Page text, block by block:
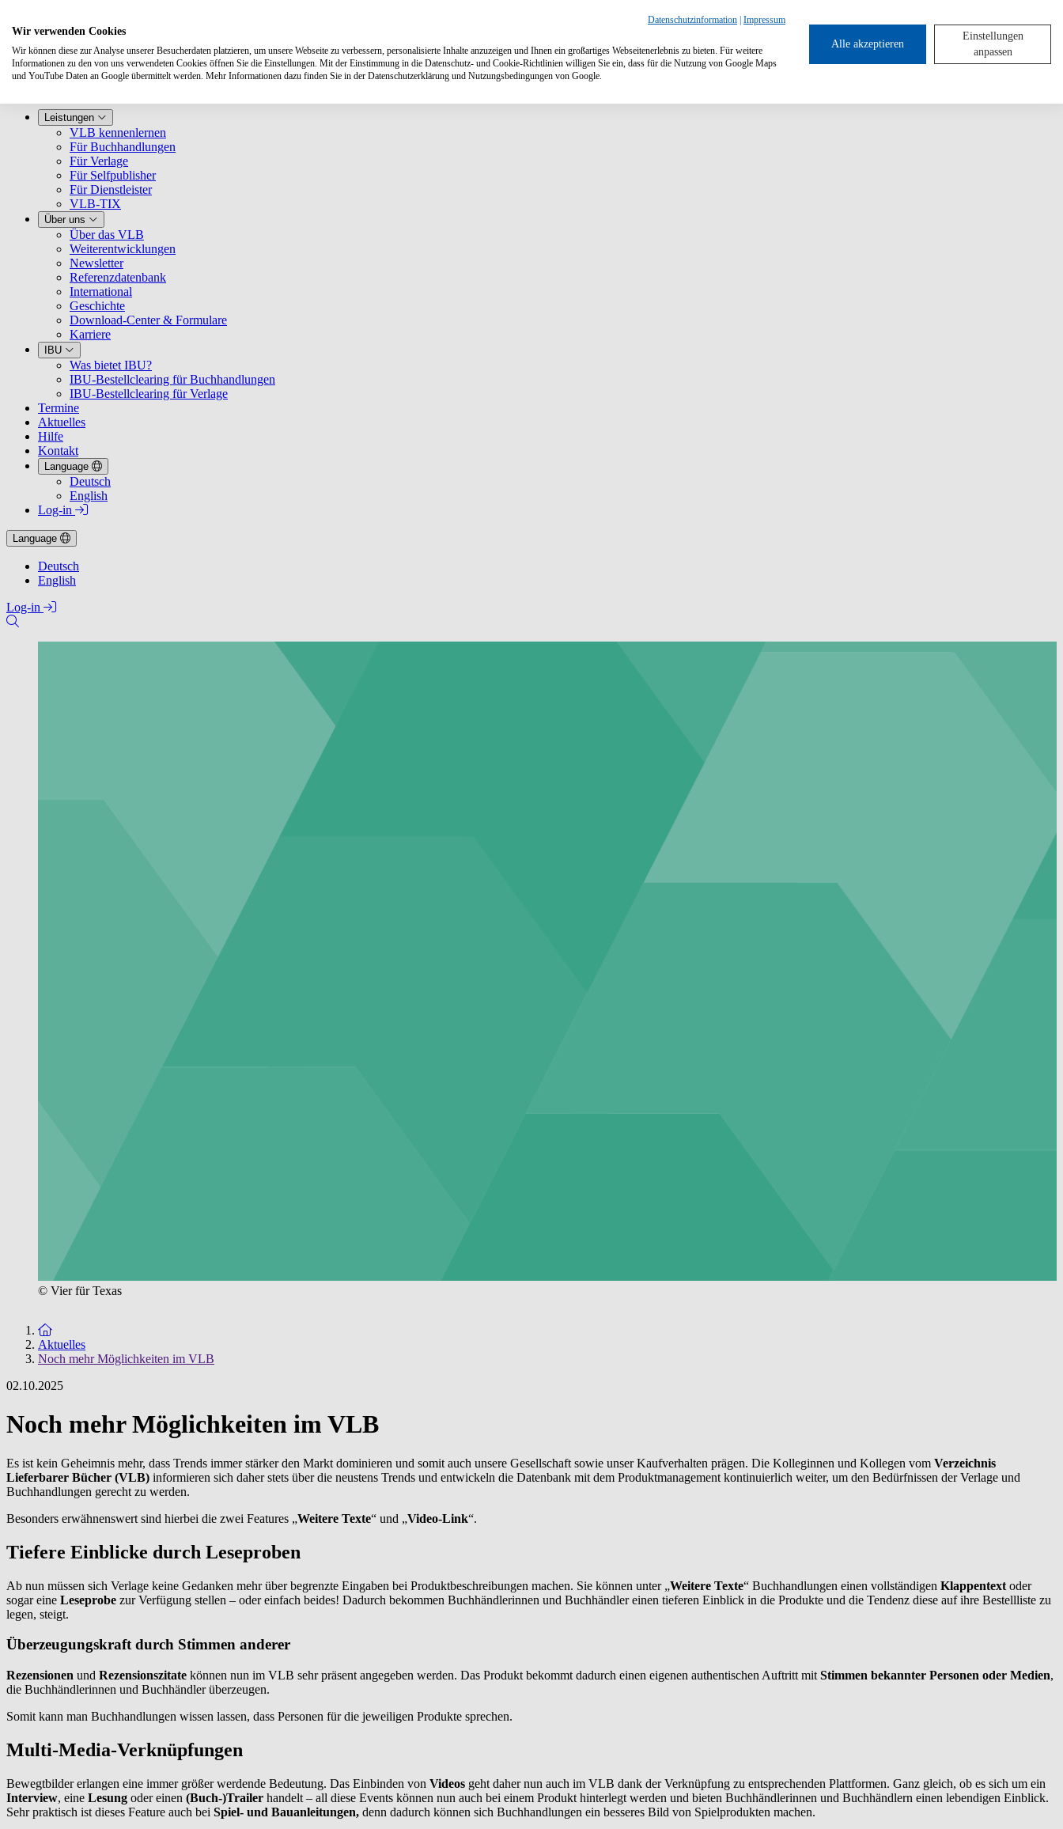
Leistungen
VLB kennenlernen
Für Buchhandlungen
Für Verlage
Für Selfpublisher
Für Dienstleister
VLB-TIX
Über uns
Über das VLB
Weiterentwicklungen
Newsletter
Referenzdatenbank
International
Geschichte
Download-Center & Formulare
Karriere
IBU
Was bietet IBU?
IBU-Bestellclearing für Buchhandlungen
IBU-Bestellclearing für Verlage
Termine
Aktuelles
Hilfe
Kontakt
Language
Deutsch
English
Log-in
Language
Deutsch
English
Log-in
© Vier für Texas
Zur Startseite
Aktuelles
Noch mehr Möglichkeiten im VLB
02.10.2025
Noch mehr Möglichkeiten im VLB
Es ist kein Geheimnis mehr, dass Trends immer stärker den Markt dominieren und somit auch unsere Gesellschaft sowie unser Kaufverhalten prägen. Die Kolleginnen und Kollegen vom Verzeichnis
Lieferbarer Bücher (VLB) informieren sich daher stets über die neustens Trends und entwickeln die Datenbank mit dem Produktmanagement kontinuierlich weiter, um den Bedürfnissen der Verlage und
Buchhandlungen gerecht zu werden.
Besonders erwähnenswert sind hierbei die zwei Features „Weitere Texte“ und „Video-Link“.
Tiefere Einblicke durch Leseproben
Ab nun müssen sich Verlage keine Gedanken mehr über begrenzte Eingaben bei Produktbeschreibungen machen. Sie können unter „Weitere Texte“ Buchhandlungen einen vollständigen Klappentext oder
sogar eine Leseprobe zur Verfügung stellen – oder einfach beides! Dadurch bekommen Buchhändlerinnen und Buchhändler einen tieferen Einblick in die Produkte und die Tendenz diese auf ihre Bestellliste zu
legen, steigt.
Überzeugungskraft durch Stimmen anderer
Rezensionen und Rezensionszitate können nun im VLB sehr präsent angegeben werden. Das Produkt bekommt dadurch einen eigenen authentischen Auftritt mit Stimmen bekannter Personen oder Medien,
die Buchhändlerinnen und Buchhändler überzeugen.
Somit kann man Buchhandlungen wissen lassen, dass Personen für die jeweiligen Produkte sprechen.
Multi-Media-Verknüpfungen
Bewegtbilder erlangen eine immer größer werdende Bedeutung. Das Einbinden von Videos geht daher nun auch im VLB dank der Verknüpfung zu entsprechenden Plattformen. Ganz gleich, ob es sich um ein
Interview, eine Lesung oder einen (Buch-)Trailer handelt – all diese Events können nun auch bei einem Produkt hinterlegt werden und bieten Buchhändlerinnen und Buchhändlern einen lebendigen Einblick.
Sehr praktisch ist dieses Feature auch bei Spiel- und Bauanleitungen, denn dadurch können sich Buchhandlungen ein besseres Bild von Spielprodukten machen.
Datenschutzinformation Impressum
Wir verwenden Cookies
Wir können diese zur Analyse unserer Besucherdaten platzieren, um unsere Webseite zu verbessern, personalisierte Inhalte anzuzeigen und Ihnen ein großartiges Webseitenerlebnis zu bieten. Für weitere
Informationen zu den von uns verwendeten Cookies öffnen Sie die Einstellungen. Mit der Einstimmung in die Datenschutz- und Cookie-Richtlinien willigen Sie ein, dass für die Nutzung von Google Maps
und YouTube Daten an Google übermittelt werden. Mehr Informationen dazu finden Sie in der Datenschutzerklärung und Nutzungsbedingungen von Google.
Alle akzeptieren
Einstellungen
anpassen